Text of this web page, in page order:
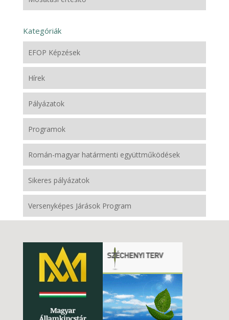
Kategóriák
EFOP Képzések
Hírek
Pályázatok
Programok
Román-magyar határmenti együttműködések
Sikeres pályázatok
Versenyképes Járások Program